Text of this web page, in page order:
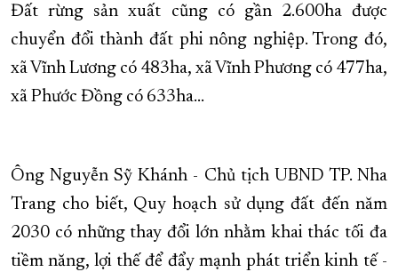
Đất rừng sản xuất cũng có gần 2.600ha được
chuyển đổi thành đất phi nông nghiệp. Trong đó,
xã Vĩnh Lương có 483ha, xã Vĩnh Phương có 477ha,
xã Phước Đồng có 633ha…
Ông Nguyễn Sỹ Khánh - Chủ tịch UBND TP. Nha
Trang cho biết, Quy hoạch sử dụng đất đến năm
2030 có những thay đổi lớn nhằm khai thác tối đa
tiềm năng, lợi thế để đẩy mạnh phát triển kinh tế -